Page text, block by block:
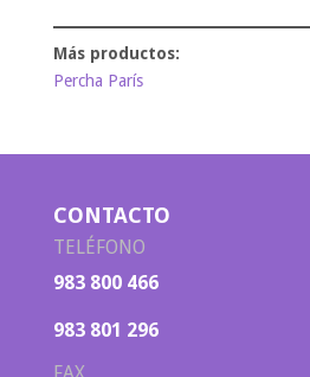
Percha París
CONTACTO
TELÉFONO
983 800 466
983 801 296